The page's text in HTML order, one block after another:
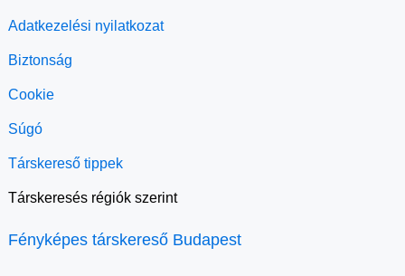
Adatkezelési nyilatkozat
Biztonság
Cookie
Súgó
Társkereső tippek
Társkeresés régiók szerint
Fényképes társkereső Budapest